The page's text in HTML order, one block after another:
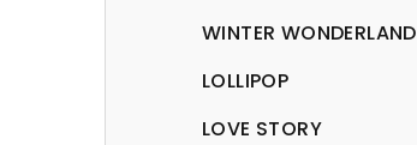
WINTER WONDERLAND
LOLLIPOP
LOVE STORY